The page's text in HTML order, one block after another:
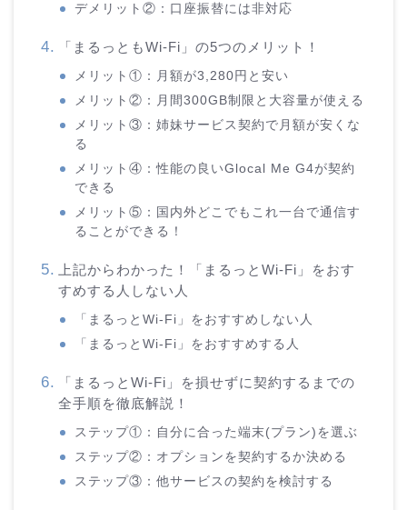
デメリット②：口座振替には非対応
「まるっともWi-Fi」の5つのメリット！
メリット①：月額が3,280円と安い
メリット②：月間300GB制限と大容量が使える
メリット③：姉妹サービス契約で月額が安くな
る
メリット④：性能の良いGlocal Me G4が契約
できる
メリット⑤：国内外どこでもこれ一台で通信す
ることができる！
上記からわかった！「まるっとWi-Fi」をおす
すめする人しない人
「まるっとWi-Fi」をおすすめしない人
「まるっとWi-Fi」をおすすめする人
「まるっとWi-Fi」を損せずに契約するまでの
全手順を徹底解説！
ステップ①：自分に合った端末(プラン)を選ぶ
ステップ②：オプションを契約するか決める
ステップ③：他サービスの契約を検討する